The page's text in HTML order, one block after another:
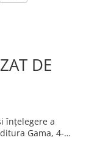
DE
înțelegere a
Gama, 4-5